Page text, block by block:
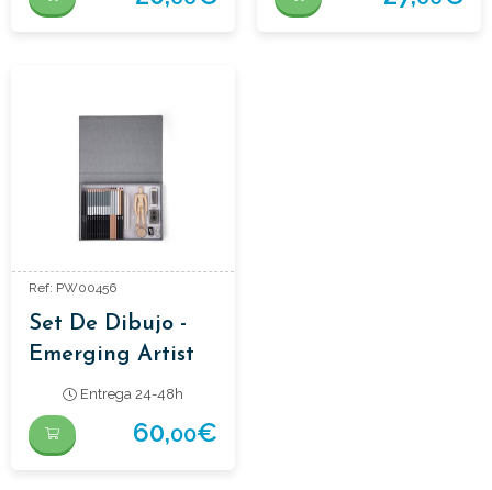
Ref: PW00456
Set De Dibujo -
Emerging Artist
Essentials
Entrega 24-48h
60,00€